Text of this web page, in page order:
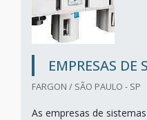
EMPRESAS DE
FARGON / SÃO PAULO - SP
As empresas de